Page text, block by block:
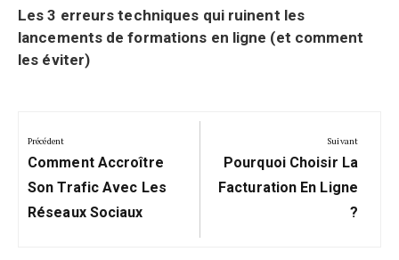
Les 3 erreurs techniques qui ruinent les
lancements de formations en ligne (et comment
les éviter)
de
l’article
Précédent
Précédent:
Comment Accroître
Son Trafic Avec Les
Réseaux Sociaux
Suivant
Suivant:
Pourquoi Choisir La
Facturation En Ligne
?